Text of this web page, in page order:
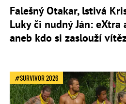
Falešný Otakar, lstivá
Luky či nudný Ján:
aneb kdo si zaslouží
SURVIVOR 2026